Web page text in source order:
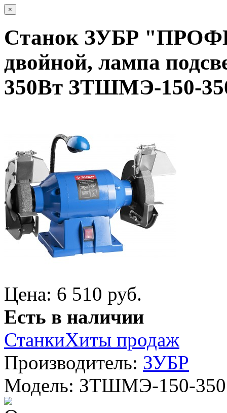
×
Cтанок ЗУБР
двойной, лампа
350Вт ЗТШМЭ-150-
Цена: 6 510 руб.
Есть в наличии
СтанкиХиты продаж
Производитель: ЗУБР
Модель: ЗТШМЭ-150-350